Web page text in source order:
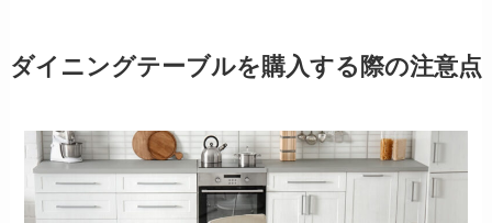
ダイニングテーブルを購入する際の注意点